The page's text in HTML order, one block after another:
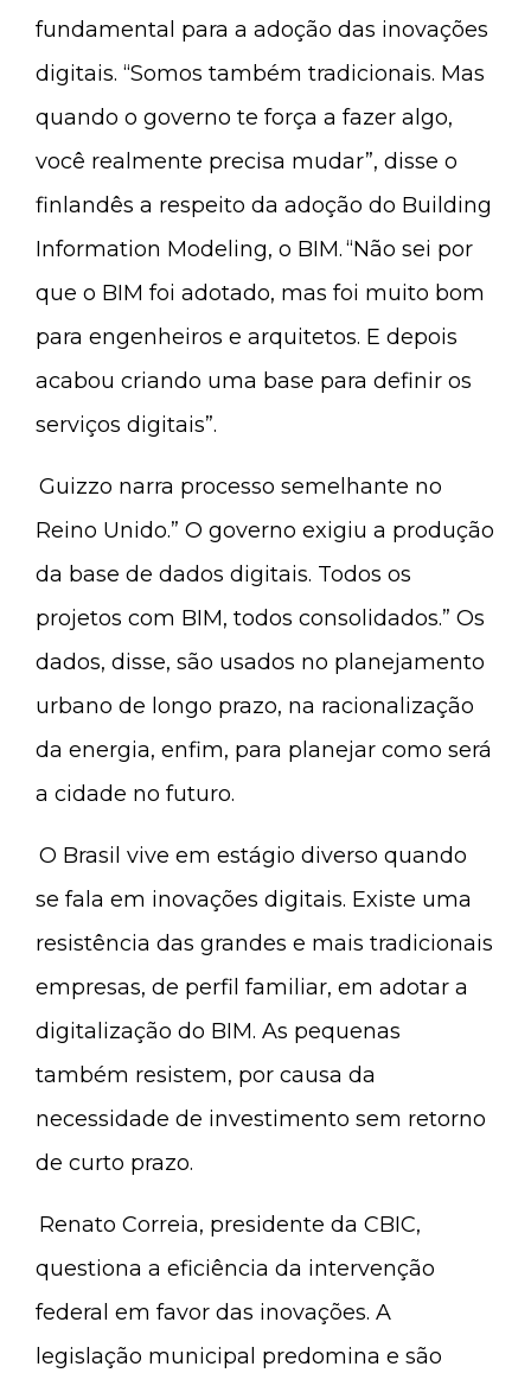
fundamental para a adoção das inovações
digitais. “Somos também tradicionais. Mas
quando o governo te força a fazer algo,
você realmente precisa mudar”, disse o
finlandês a respeito da adoção do Building
Information Modeling, o BIM. “Não sei por
que o BIM foi adotado, mas foi muito bom
para engenheiros e arquitetos. E depois
acabou criando uma base para definir os
serviços digitais”.
Guizzo narra processo semelhante no
Reino Unido.” O governo exigiu a produção
da base de dados digitais. Todos os
projetos com BIM, todos consolidados.” Os
dados, disse, são usados no planejamento
urbano de longo prazo, na racionalização
da energia, enfim, para planejar como será
a cidade no futuro.
O Brasil vive em estágio diverso quando
se fala em inovações digitais. Existe uma
resistência das grandes e mais tradicionais
empresas, de perfil familiar, em adotar a
digitalização do BIM. As pequenas
também resistem, por causa da
necessidade de investimento sem retorno
de curto prazo.
Renato Correia, presidente da CBIC,
questiona a eficiência da intervenção
federal em favor das inovações. A
legislação municipal predomina e são